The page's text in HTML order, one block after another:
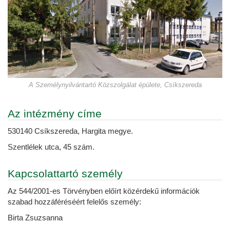
A Személynyilvántartó Közszolgálat épülete, Csíkszereda
Az intézmény címe
530140 Csíkszereda, Hargita megye.
Szentlélek utca, 45 szám.
Kapcsolattartó személy
Az 544/2001-es Törvényben előírt közérdekű információk
szabad hozzáféréséért felelős személy:
Birta Zsuzsanna